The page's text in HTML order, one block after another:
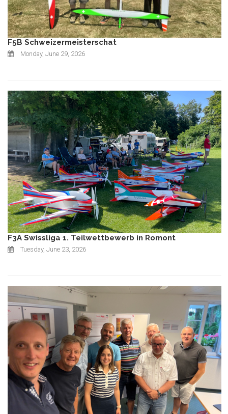
F5B Schweizermeisterschat
Monday, June 29, 2026
F3A Swissliga 1. Teilwettbewerb in Romont
Tuesday, June 23, 2026